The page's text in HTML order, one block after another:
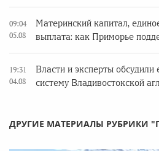
09:04
05.08
Материнский капитал,
выплата: как Приморье
19:31
04.08
Власти и эксперты
систему Владивостокской
ДРУГИЕ МАТЕРИАЛЫ РУБРИКИ